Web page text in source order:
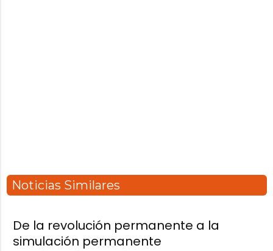
Noticias Similares
De la revolución permanente a la
simulación permanente